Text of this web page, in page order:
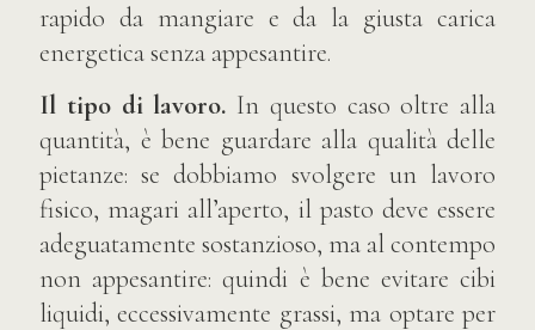
rapido da mangiare e da la giusta carica
energetica senza appesantire.
Il tipo di lavoro. In questo caso oltre alla
quantità, è bene guardare alla qualità delle
pietanze: se dobbiamo svolgere un lavoro
fisico, magari all’aperto, il pasto deve essere
adeguatamente sostanzioso, ma al contempo
non appesantire: quindi è bene evitare cibi
liquidi, eccessivamente grassi, ma optare per